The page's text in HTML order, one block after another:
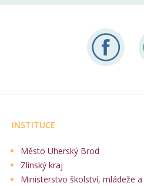
INSTITUCE
Město Uherský Brod
Zlínský kraj
Ministerstvo školství, mládeže